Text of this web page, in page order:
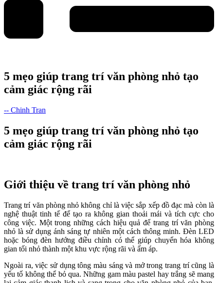
5 mẹo giúp trang trí văn phòng nhỏ tạo
cảm giác rộng rãi
-- Chinh Tran
5 mẹo giúp trang trí văn phòng nhỏ tạo
cảm giác rộng rãi
Giới thiệu về trang trí văn phòng nhỏ
Trang trí văn phòng nhỏ không chỉ là việc sắp xếp đồ đạc mà còn là
nghệ thuật tinh tế để tạo ra không gian thoải mái và tích cực cho
công việc. Một trong những cách hiệu quả để trang trí văn phòng
nhỏ là sử dụng ánh sáng tự nhiên một cách thông minh. Đèn LED
hoặc bóng đèn hướng điều chỉnh có thể giúp chuyển hóa không
gian tối nhỏ thành một khu vực rộng rãi và ấm áp.
Ngoài ra, việc sử dụng tông màu sáng và mở trong trang trí cũng là
yếu tố không thể bỏ qua. Những gam màu pastel hay trắng sẽ mang